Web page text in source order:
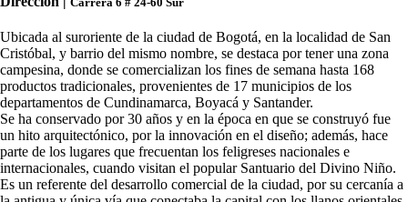
Ubicada al suroriente de la ciudad de Bogotá, en la localidad de San
Cristóbal, y barrio del mismo nombre, se destaca por tener una zona
campesina, donde se comercializan los fines de semana hasta 168
productos tradicionales, provenientes de 17 municipios de los
departamentos de Cundinamarca, Boyacá y Santander.
Se ha conservado por 30 años y en la época en que se construyó fue
un hito arquitectónico, por la innovación en el diseño; además, hace
parte de los lugares que frecuentan los feligreses nacionales e
internacionales, cuando visitan el popular Santuario del Divino Niño.
Es un referente del desarrollo comercial de la ciudad, por su cercanía a